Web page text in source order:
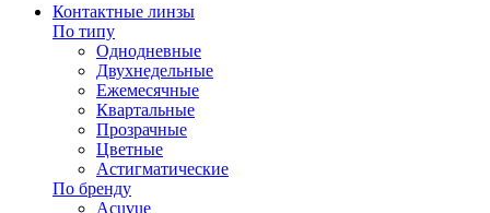
Контактные линзы
По типу
Однодневные
Двухнедельные
Ежемесячные
Квартальные
Прозрачные
Цветные
Астигматические
По бренду
Acuvue